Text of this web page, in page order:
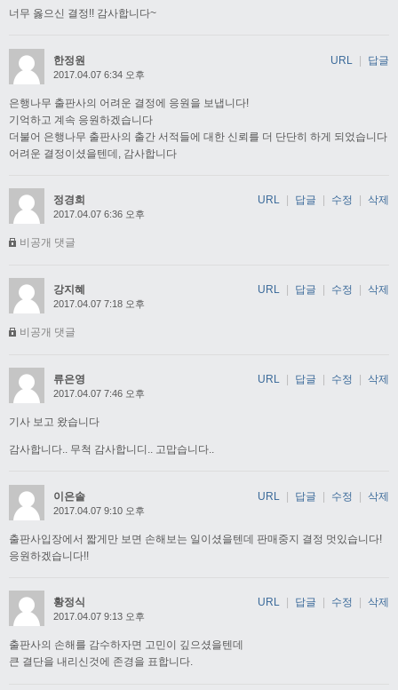
너무 옳으신 결정!! 감사합니다~
한정원
2017.04.07 6:34 오후
은행나무 출판사의 어려운 결정에 응원을 보냅니다!
기억하고 계속 응원하겠습니다
더불어 은행나무 출판사의 출간 서적들에 대한 신뢰를 더 단단히 하게 되었습니다
어려운 결정이셨을텐데, 감사합니다
URL | 답글
정경희
2017.04.07 6:36 오후
비공개 댓글
URL 답글 수정 삭제
강지혜
2017.04.07 7:18 오후
비공개 댓글
URL 답글 수정 삭제
류은영
2017.04.07 7:46 오후
기사 보고 왔습니다
감사합니다.. 무척 감사합니디.. 고맙습니다..
URL 답글 수정 삭제
이은솔
2017.04.07 9:10 오후
출판사입장에서 짧게만 보면 손해보는 일이셨을텐데 판매중지 결정 멋있습니다!
응원하겠습니다!!
URL | 답글 | 수정 | 삭제
황정식
2017.04.07 9:13 오후
출판사의 손해를 감수하자면 고민이 깊으셨을텐데
큰 결단을 내리신것에 존경을 표합니다.
URL 답글 수정 삭제